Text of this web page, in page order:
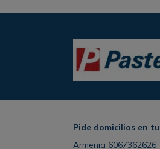
Pide domicilios en
Armenia 6067362626